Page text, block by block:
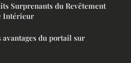
Surprenants du Revêtement
Intérieur
avantages du portail sur